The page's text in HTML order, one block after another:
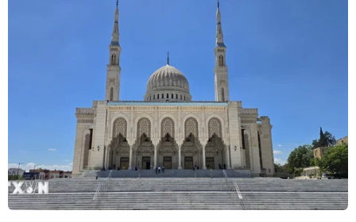
CƠ QUAN CHỦ QUẢN: THÔNG TẤN XÃ VIỆT NAM
Tổng Biên tập: TRẦN TIẾN DUẨN
Phó Tổng Biên tập: NGUYỄN THỊ TÁM, KHÚC THANH
Sở hữu trí tuệ
Quy định sử dụng